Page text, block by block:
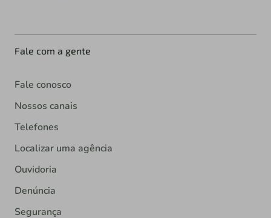
Fale com a gente
Fale conosco
Nossos canais
Telefones
Localizar uma agência
Ouvidoria
Denúncia
Segurança